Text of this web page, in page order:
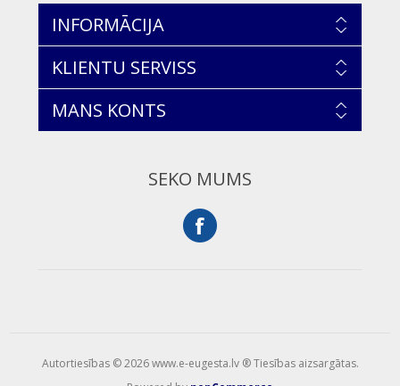
INFORMĀCIJA
KLIENTU SERVISS
MANS KONTS
SEKO MUMS
Autortiesības © 2026 www.e-eugesta.lv ® Tiesības aizsargātas.